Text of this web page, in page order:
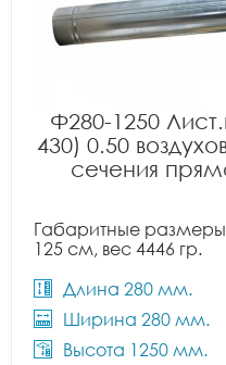
Ф280-1250
430) 0.50
сечения
Габаритные размеры:
125 см, вес 4446 гр.
Длина 280 мм.
Ширина 280 мм.
Высота 1250 мм.